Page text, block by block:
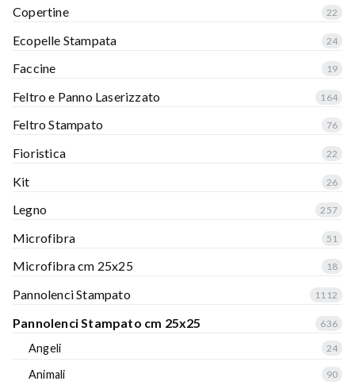
Copertine 22
Ecopelle Stampata 24
Faccine 19
Feltro e Panno Laserizzato 164
Feltro Stampato 76
Fioristica 22
Kit 26
Legno 257
Microfibra 51
Microfibra cm 25x25 18
Pannolenci Stampato 1112
Pannolenci Stampato cm 25x25 636
Angeli 24
Animali 90